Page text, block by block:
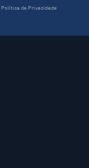
Política de Privacidade